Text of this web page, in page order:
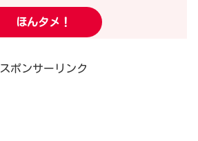
ほんタメ！
スポンサーリンク